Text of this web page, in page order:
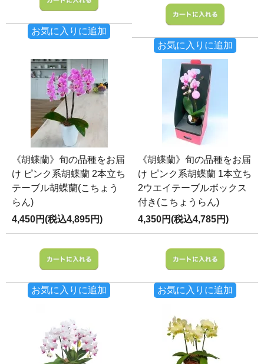
お気に入りに追加
お気に入りに追加
《胡蝶蘭》旬の品種をお届
け ピンク系胡蝶蘭 2本立ち
テーブル胡蝶蘭(こちょう
らん)
4,450円(税込4,895円)
お気に入りに追加
《胡蝶蘭》旬の品種をお届
け ピンク系胡蝶蘭 1本立ち
2ウエイテーブルボックス
付き(こちょうらん)
4,350円(税込4,785円)
お気に入りに追加